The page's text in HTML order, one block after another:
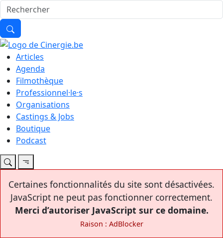
Articles
Agenda
Filmothèque
Professionnel·le·s
Organisations
Castings & Jobs
Boutique
Podcast
Certaines fonctionnalités du site sont désactivées.
JavaScript ne peut pas fonctionner correctement.
Merci d’autoriser JavaScript sur ce domaine.
Raison : AdBlocker